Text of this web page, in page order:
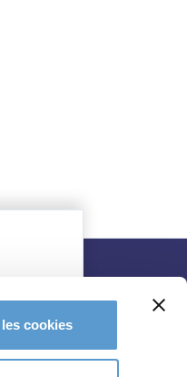
cookies